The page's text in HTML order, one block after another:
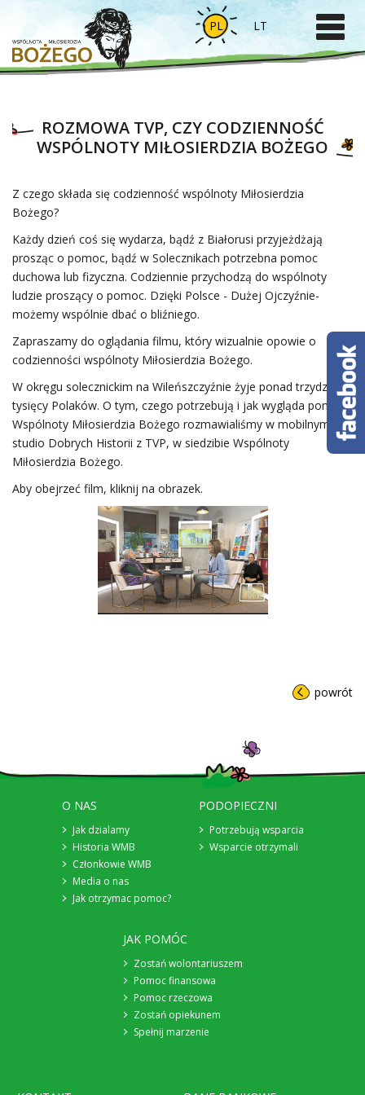
PL LT
ROZMOWA TVP, CZY CODZIENNOŚĆ
WSPÓLNOTY MIŁOSIERDZIA BOŻEGO
Z czego składa się codzienność wspólnoty Miłosierdzia
Bożego?
Każdy dzień coś się wydarza, bądź z Białorusi przyjeżdżają
prosząc o pomoc, bądź w Solecznikach potrzebna pomoc
duchowa lub fizyczna. Codziennie przychodzą do wspólnoty
ludzie proszący o pomoc. Dzięki Polsce - Dużej Ojczyźnie-
możemy wspólnie dbać o bliźniego.
Zapraszamy do oglądania filmu, który wizualnie opowie o
codzienności wspólnoty Miłosierdzia Bożego.
W okręgu solecznickim na Wileńszczyźnie żyje ponad trzydzieści
tysięcy Polaków. O tym, czego potrzebują i jak wygląda pomoc
Wspólnoty Miłosierdzia Bożego rozmawialiśmy w mobilnym
studio Dobrych Historii z TVP, w siedzibie Wspólnoty
Miłosierdzia Bożego.
Aby obejrzeć film, kliknij na obrazek.
powrót
O NAS
Jak dzialamy
Historia WMB
Członkowie WMB
Media o nas
Jak otrzymac pomoc?
PODOPIECZNI
Potrzebują wsparcia
Wsparcie otrzymali
JAK POMÓC
Zostań wolontariuszem
Pomoc finansowa
Pomoc rzeczowa
Zostań opiekunem
Spełnij marzenie